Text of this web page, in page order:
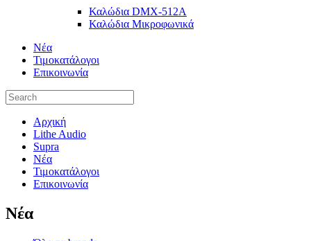
Καλώδια DMX-512A
Καλώδια Μικροφωνικά
Νέα
Τιμοκατάλογοι
Επικοινωνία
Αρχική
Lithe Audio
Supra
Νέα
Τιμοκατάλογοι
Επικοινωνία
Nέα